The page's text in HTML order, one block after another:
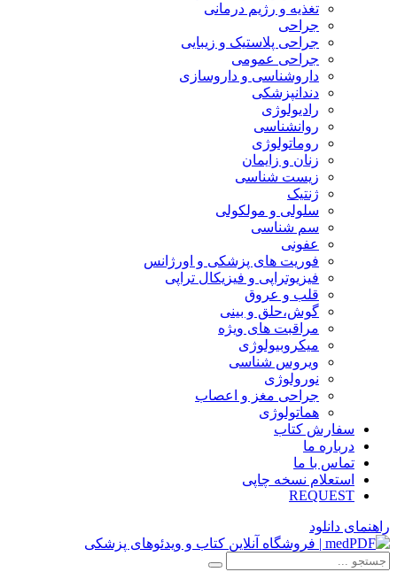
تغذیه و رژیم درمانی
جراحی
جراحی پلاستیک و زیبایی
جراحی عمومی
داروشناسی و داروسازی
دندانپزشکی
رادیولوژی
روانشناسی
روماتولوژی
زنان و زایمان
زیست شناسی
ژنتیک
سلولی و مولکولی
سم شناسی
عفونی
فوریت های پزشکی و اورژانس
فیزیوتراپی و فیزیکال تراپی
قلب و عروق
گوش،حلق و بینی
مراقبت های ویژه
میکروبیولوژی
ویروس شناسی
نورولوژی
جراحی مغز و اعصاب
هماتولوژی
سفارش کتاب
درباره ما
تماس با ما
استعلام نسخه چاپی
REQUEST
راهنمای دانلود